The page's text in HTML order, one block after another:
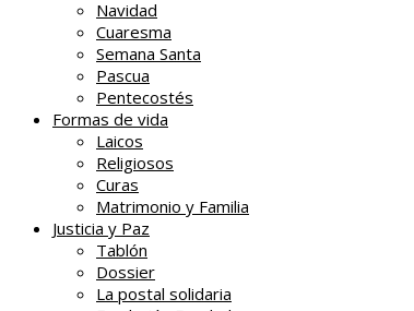
Navidad
Cuaresma
Semana Santa
Pascua
Pentecostés
Formas de vida
Laicos
Religiosos
Curas
Matrimonio y Familia
Justicia y Paz
Tablón
Dossier
La postal solidaria